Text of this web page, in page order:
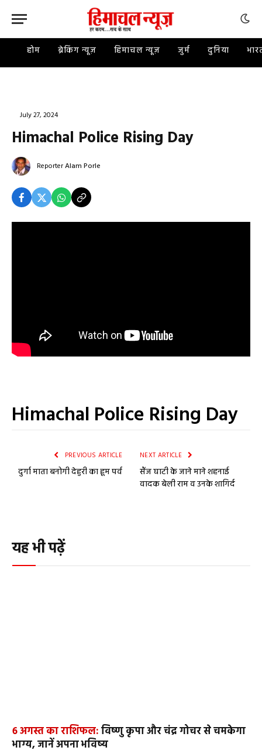
होम ब्रेकिंग न्यूज़ हिमाचल न्यूज़ जुर्म दुनिया
July 27, 2024
Himachal Police Rising Day
ReporterAlam Porle
Himachal Police Rising Day
PREVIOUS ARTICLE
दुर्गा माता बनोगी देहुरी का हूम पर्व
NEXT ARTICLE
सैंज घाटी के जाने माने शहनाई
वादक बेली राम व उनके शागिर्द
यह भी पढ़ें
6 अगस्त का राशिफल:विष्णु कृपा और चंद्र गोचर से चमकेगा
भाग्य, जानें अपना भविष्य